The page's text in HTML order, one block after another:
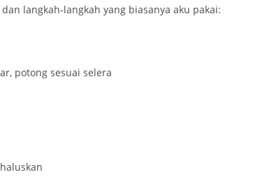
langkah-langkah yang biasanya aku pakai:
potong sesuai selera